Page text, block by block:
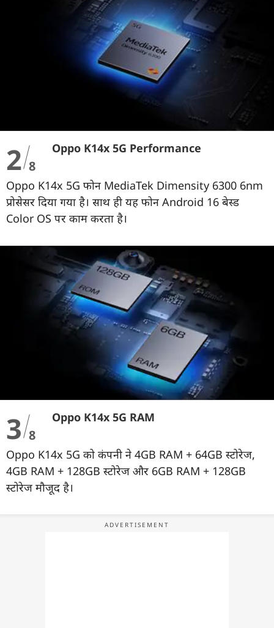
2 8
Oppo K14x 5G Performance
Oppo K14x 5G फोन MediaTek Dimensity 6300 6nm
प्रोसेसर दिया गया है। साथ ही यह फोन Android 16 बेस्ड
Color OS पर काम करता है।
3 8
Oppo K14x 5G RAM
Oppo K14x 5G को कंपनी ने 4GB RAM + 64GB स्टोरेज,
4GB RAM + 128GB स्टोरेज और 6GB RAM + 128GB
स्टोरेज मौजूद है।